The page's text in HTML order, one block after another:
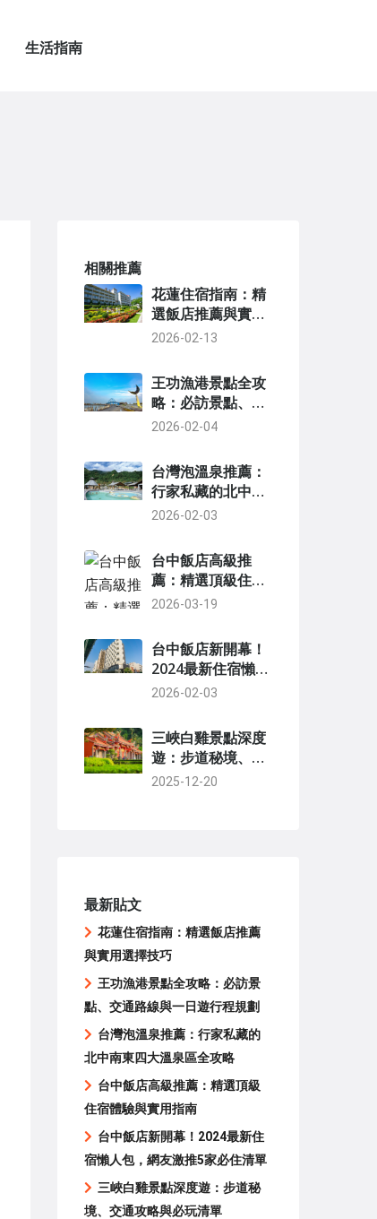
生活指南
相關推薦
花蓮住宿指南：精
選飯店推薦與實用
選擇技巧
2026-02-13
王功漁港景點全攻
略：必訪景點、交
通路線與一日遊行
2026-02-04
台灣泡溫泉推薦：
行家私藏的北中南
東四大溫泉區全攻
2026-02-03
台中飯店高級推
薦：精選頂級住宿
體驗與實用指南
2026-03-19
台中飯店新開幕！
2024最新住宿懶人
包，網友激推5家
2026-02-03
三峽白雞景點深度
遊：步道秘境、交
通攻略與必玩清單
2025-12-20
最新貼文
花蓮住宿指南：精選飯店推薦
與實用選擇技巧
王功漁港景點全攻略：必訪景
點、交通路線與一日遊行程規劃
台灣泡溫泉推薦：行家私藏的
北中南東四大溫泉區全攻略
台中飯店高級推薦：精選頂級
住宿體驗與實用指南
台中飯店新開幕！2024最新住
宿懶人包，網友激推5家必住清單
三峽白雞景點深度遊：步道秘
境、交通攻略與必玩清單